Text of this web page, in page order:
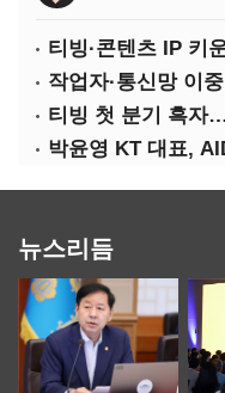
뉴스리듬